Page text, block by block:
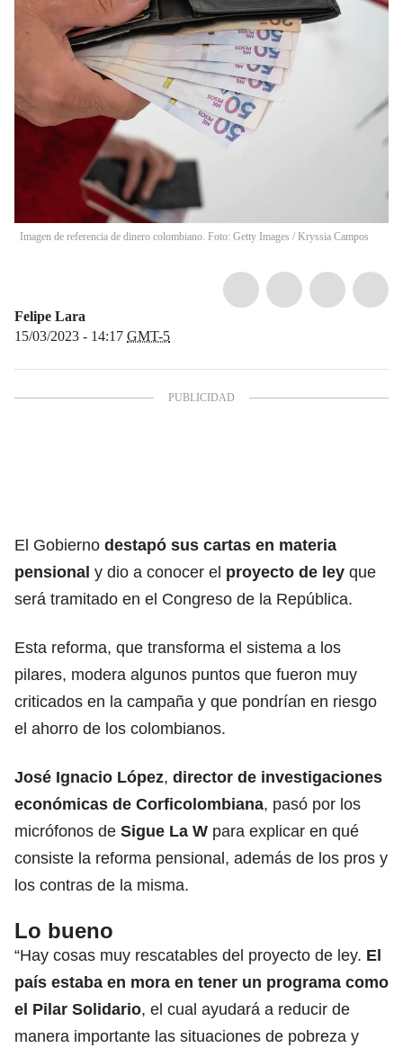
Imagen de referencia de dinero colombiano. Foto: Getty Images / Kryssia Campos
Felipe Lara
15/03/2023 - 14:17 GMT-5
El Gobierno destapó sus cartas en materia
pensional y dio a conocer el proyecto de ley que
será tramitado en el Congreso de la República.
Esta reforma, que transforma el sistema a los
pilares, modera algunos puntos que fueron muy
criticados en la campaña y que pondrían en riesgo
el ahorro de los colombianos.
José Ignacio López, director de investigaciones
económicas de Corficolombiana, pasó por los
micrófonos de Sigue La W para explicar en qué
consiste la reforma pensional, además de los pros y
los contras de la misma.
Lo bueno
“Hay cosas muy rescatables del proyecto de ley. El
país estaba en mora en tener un programa como
el Pilar Solidario, el cual ayudará a reducir de
manera importante las situaciones de pobreza y